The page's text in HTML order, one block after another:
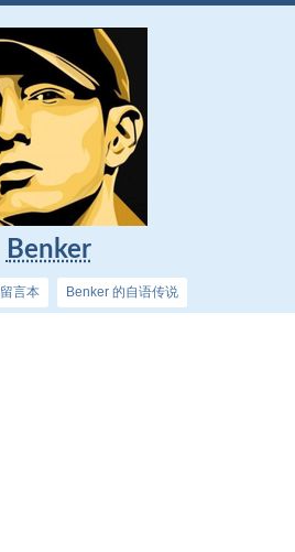
Benker
留言本 Benker 的自语传说